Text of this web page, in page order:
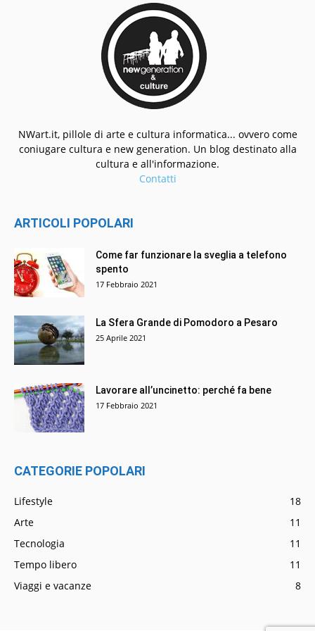
NWart.it, pillole di arte e cultura informatica... ovvero come
coniugare cultura e new generation. Un blog destinato alla
cultura e all'informazione.
Contatti
ARTICOLI POPOLARI
Come far funzionare la sveglia a telefono
spento
17 Febbraio 2021
La Sfera Grande di Pomodoro a Pesaro
25 Aprile 2021
Lavorare all’uncinetto: perché fa bene
17 Febbraio 2021
CATEGORIE POPOLARI
Lifestyle
18
Arte
11
Tecnologia
11
Tempo libero
11
Viaggi e vacanze
8